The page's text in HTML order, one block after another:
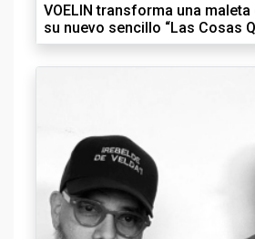
VOELIN transforma una
su nuevo sencillo “Las Cosas